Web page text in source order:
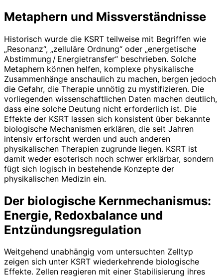
Metaphern und Missverständnisse
Historisch wurde die KSRT teilweise mit Begriffen wie
„Resonanz“, „zelluläre Ordnung“ oder „energetische
Abstimmung / Energietransfer“ beschrieben. Solche
Metaphern können helfen, komplexe physikalische
Zusammenhänge anschaulich zu machen, bergen jedoch
die Gefahr, die Therapie unnötig zu mystifizieren. Die
vorliegenden wissenschaftlichen Daten machen deutlich,
dass eine solche Deutung nicht erforderlich ist. Die
Effekte der KSRT lassen sich konsistent über bekannte
biologische Mechanismen erklären, die seit Jahren
intensiv erforscht werden und auch anderen
physikalischen Therapien zugrunde liegen. KSRT ist
damit weder esoterisch noch schwer erklärbar, sondern
fügt sich logisch in bestehende Konzepte der
physikalischen Medizin ein.
Der biologische Kernmechanismus:
Energie, Redoxbalance und
Entzündungsregulation
Weitgehend unabhängig vom untersuchten Zelltyp
zeigen sich unter KSRT wiederkehrende biologische
Effekte. Zellen reagieren mit einer Stabilisierung ihres